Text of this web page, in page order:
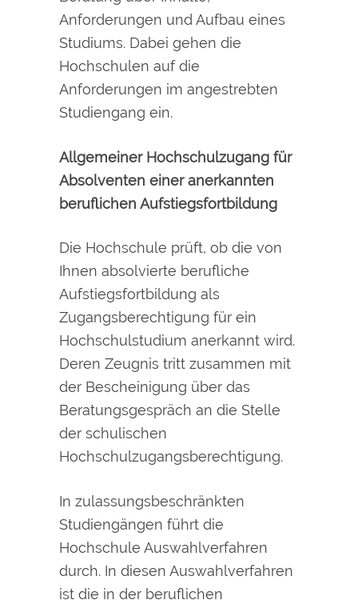
Anforderungen und Aufbau eines
Studiums. Dabei gehen die
Hochschulen auf die
Anforderungen im angestrebten
Studiengang ein.
Allgemeiner Hochschulzugang für
Absolventen einer anerkannten
beruflichen Aufstiegsfortbildung
Die Hochschule prüft, ob die von
Ihnen absolvierte berufliche
Aufstiegsfortbildung als
Zugangsberechtigung für ein
Hochschulstudium anerkannt wird.
Deren Zeugnis tritt zusammen mit
der Bescheinigung über das
Beratungsgespräch an die Stelle
der schulischen
Hochschulzugangsberechtigung.
In zulassungsbeschränkten
Studiengängen führt die
Hochschule Auswahlverfahren
durch. In diesen Auswahlverfahren
ist die in der beruflichen